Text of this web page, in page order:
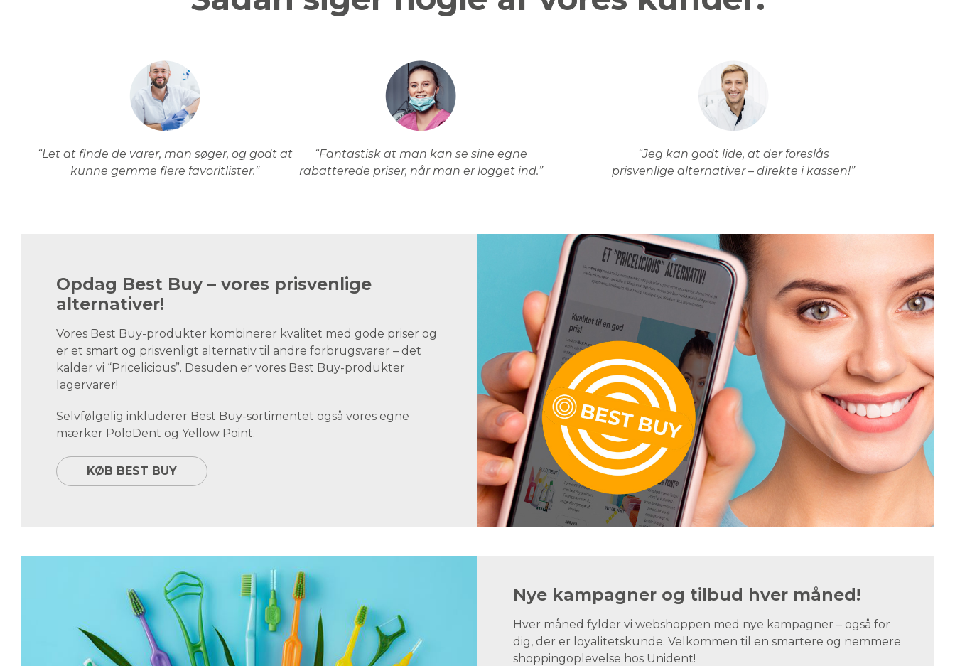
“Let at finde de varer, man søger, og godt at
kunne gemme flere favoritlister.”
“Fantastisk at man kan se sine egne
rabatterede priser, når man er logget ind.”
“Jeg kan godt lide, at der foreslås
prisvenlige alternativer – direkte i kassen!”
Opdag Best Buy – vores prisvenlige
alternativer!
Vores Best Buy-produkter kombinerer kvalitet med gode priser og
er et smart og prisvenligt alternativ til andre forbrugsvarer – det
kalder vi “Pricelicious”. Desuden er vores Best Buy-produkter
lagervarer!
Selvfølgelig inkluderer Best Buy-sortimentet også vores egne
mærker PoloDent og Yellow Point.
KØB BEST BUY
Nye kampagner og tilbud hver måned!
Hver måned fylder vi webshoppen med nye kampagner – også for
dig, der er loyalitetskunde. Velkommen til en smartere og nemmere
shoppingoplevelse hos Unident!